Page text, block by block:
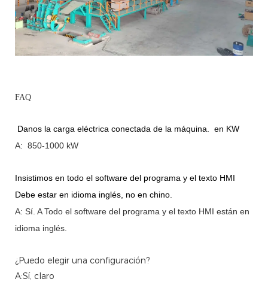
FAQ
Danos la carga eléctrica conectada de la máquina. en KW
A: 850-1000 kW
Insistimos en todo el software del programa y el texto HMI
Debe estar en idioma inglés, no en chino.
A: Sí. ATodo el software del programa y el texto HMI están en
idioma inglés.
¿Puedo elegir una configuración?
A:Sí, claro